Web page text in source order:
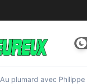
Au plumard avec Philippe